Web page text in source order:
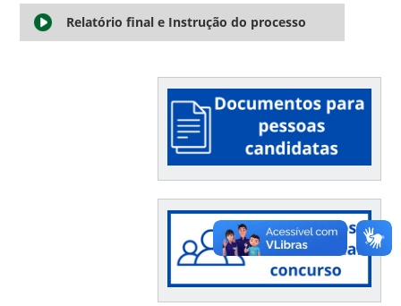
Relatório final e Instrução do processo